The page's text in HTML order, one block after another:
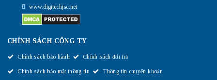
www.digitechjsc.net
CHÍNH SÁCH CÔNG TY
Chính sách bảo hành Chính sách đổi trả
Chính sách bảo mật thông tin Thông tin chuyển khoản